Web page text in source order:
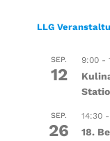
LLG
SEP.
12
9:00-
SEP.
26
14:30-
18.